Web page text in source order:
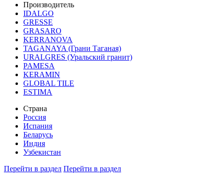
Производитель
IDALGO
GRESSE
GRASARO
KERRANOVA
TAGANAYA (Грани Таганая)
URALGRES (Уральский гранит)
PAMESA
KERAMIN
GLOBAL TILE
ESTIMA
Страна
Россия
Испания
Беларусь
Индия
Узбекистан
Перейти в раздел Перейти в раздел